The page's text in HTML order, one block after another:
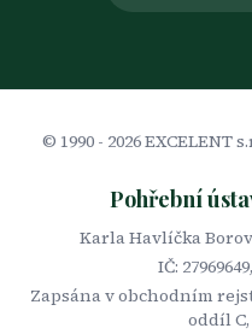
© 1990 - 2026EXCELENT
Pohřební
Karla Havlíčka
IČ:
Zapsána v obchodním
oddíl C,